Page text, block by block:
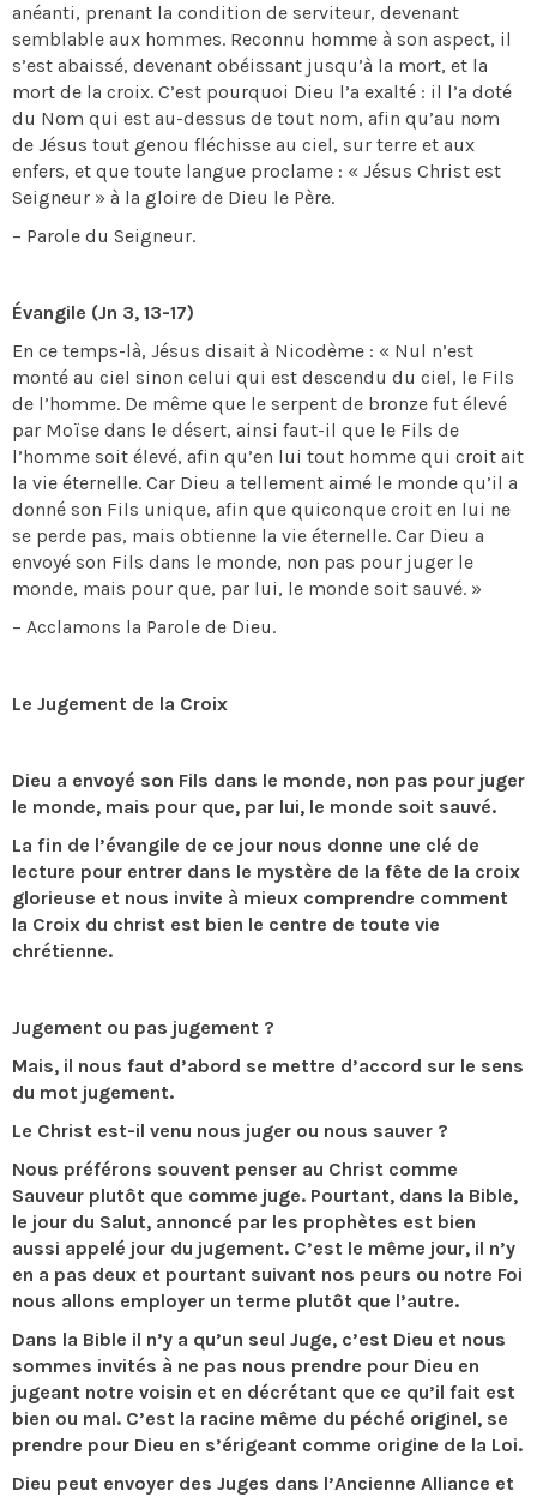
anéanti, prenant la condition de serviteur, devenant
semblable aux hommes. Reconnu homme à son aspect, il
s’est abaissé, devenant obéissant jusqu’à la mort, et la
mort de la croix. C’est pourquoi Dieu l’a exalté : il l’a doté
du Nom qui est au-dessus de tout nom, afin qu’au nom
de Jésus tout genou fléchisse au ciel, sur terre et aux
enfers, et que toute langue proclame : « Jésus Christ est
Seigneur » à la gloire de Dieu le Père.
– Parole du Seigneur.
Évangile (Jn 3, 13-17)
En ce temps-là, Jésus disait à Nicodème : « Nul n’est
monté au ciel sinon celui qui est descendu du ciel, le Fils
de l’homme. De même que le serpent de bronze fut élevé
par Moïse dans le désert, ainsi faut-il que le Fils de
l’homme soit élevé, afin qu’en lui tout homme qui croit ait
la vie éternelle. Car Dieu a tellement aimé le monde qu’il a
donné son Fils unique, afin que quiconque croit en lui ne
se perde pas, mais obtienne la vie éternelle. Car Dieu a
envoyé son Fils dans le monde, non pas pour juger le
monde, mais pour que, par lui, le monde soit sauvé. »
– Acclamons la Parole de Dieu.
Le Jugement de la Croix
Dieu a envoyé son Fils dans le monde, non pas pour juger
le monde, mais pour que, par lui, le monde soit sauvé.
La fin de l’évangile de ce jour nous donne une clé de
lecture pour entrer dans le mystère de la fête de la croix
glorieuse et nous invite à mieux comprendre comment
la Croix du christ est bien le centre de toute vie
chrétienne.
Jugement ou pas jugement ?
Mais, il nous faut d’abord se mettre d’accord sur le sens
du mot jugement.
Le Christ est-il venu nous juger ou nous sauver ?
Nous préférons souvent penser au Christ comme
Sauveur plutôt que comme juge. Pourtant, dans la Bible,
le jour du Salut, annoncé par les prophètes est bien
aussi appelé jour du jugement. C’est le même jour, il n’y
en a pas deux et pourtant suivant nos peurs ou notre Foi
nous allons employer un terme plutôt que l’autre.
Dans la Bible il n’y a qu’un seul Juge, c’est Dieu et nous
sommes invités à ne pas nous prendre pour Dieu en
jugeant notre voisin et en décrétant que ce qu’il fait est
bien ou mal. C’est la racine même du péché originel, se
prendre pour Dieu en s’érigeant comme origine de la Loi.
Dieu peut envoyer des Juges dans l’Ancienne Alliance et